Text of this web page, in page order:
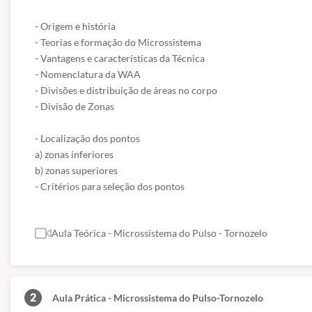
- Origem e história
- Teorias e formação do Microssistema
- Vantagens e características da Técnica
- Nomenclatura da WAA
- Divisões e distribuição de áreas no corpo
- Divisão de Zonas
- Localização dos pontos
a) zonas inferiores
b) zonas superiores
- Critérios para seleção dos pontos
Aula Teórica - Microssistema do Pulso - Tornozelo
2 Aula Prática - Microssistema do Pulso-Tornozelo